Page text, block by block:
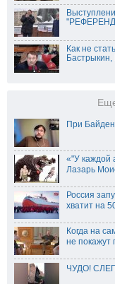
Как не
При
«"У каждой
Лазарь
Россия
хватит на
Когда на
не покажут
ЧУДО!